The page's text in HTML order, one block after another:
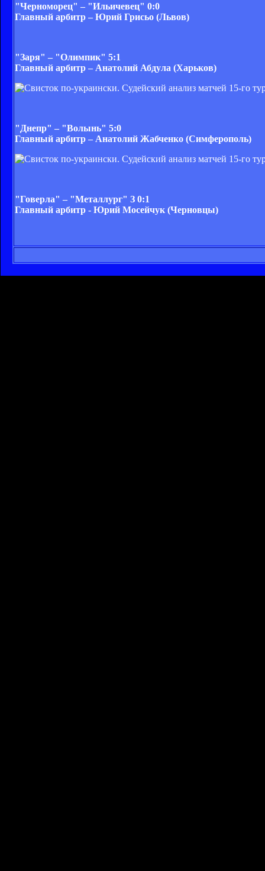
"Черноморец" – "Ильичевец" 0:0
Главный арбитр – Юрий Грисьо (Львов)
"Заря" – "Олимпик" 5:1
Главный арбитр – Анатолий Абдула (Харьков)
"Днепр" – "Волынь" 5:0
Главный арбитр – Анатолий Жабченко (Симферополь)
"Говерла" – "Металлург" З 0:1
Главный арбитр - Юрий Мосейчук (Черновцы)